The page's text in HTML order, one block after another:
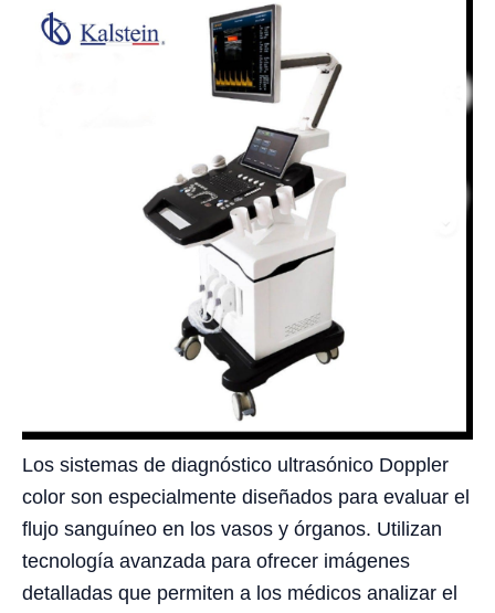
Los sistemas de diagnóstico ultrasónico Doppler
color son especialmente diseñados para evaluar el
flujo sanguíneo en los vasos y órganos. Utilizan
tecnología avanzada para ofrecer imágenes
detalladas que permiten a los médicos analizar el